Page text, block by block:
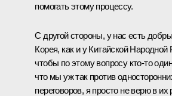
помогать этому процессу.
С другой стороны, у нас есть
Корея, как и у Китайской Народной
чтобы по этому вопросу кто‑то
что мы уж так против
переговоров, я просто не верю в их